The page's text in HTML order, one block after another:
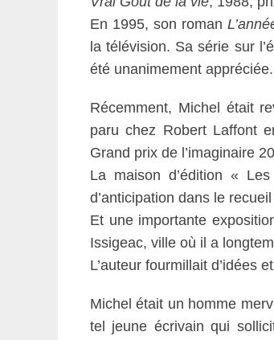
En 1995, son roman
la télévision. Sa série sur
été unanimement appréciée.
Récemment, Michel était
paru chez Robert Laffont
Grand prix de l’imaginaire
La maison d’édition «
d’anticipation dans le recueil
Et une importante
Issigeac, ville où il a
L’auteur fourmillait d’idées
Michel était un homme
tel jeune écrivain qui